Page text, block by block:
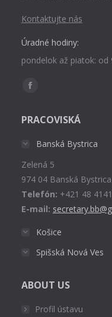
Kontaktujte nás
Úradné hodiny:
pondelok až piatok: od
Find us on:
Facebook
opens
window
PRACOVISKÁ
Banská Bystrica
Zelená 5
974 04 Banská Bystrica
Telefón: +421 48
E-mail:
Košice
Spišská Nová Ves
ABOUT US
Profil ústavu